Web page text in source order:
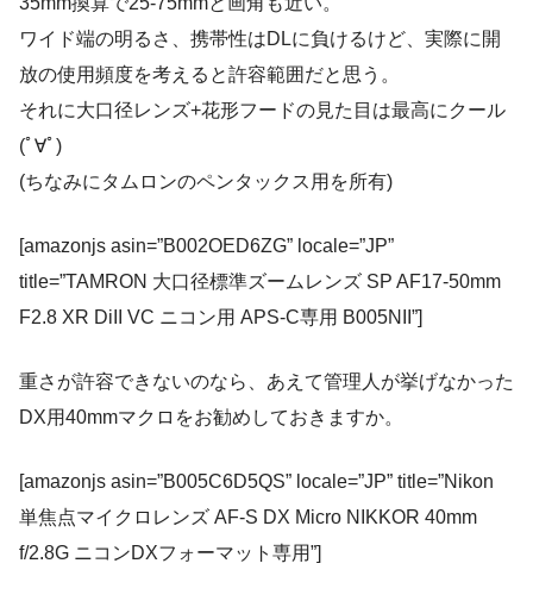
ワイド端の明るさ、携帯性はDLに負けるけど、実際に開
放の使用頻度を考えると許容範囲だと思う。
それに大口径レンズ+花形フードの見た目は最高にクール
(ﾟ∀ﾟ)
(ちなみにタムロンのペンタックス用を所有)
[amazonjs asin=”B002OED6ZG” locale=”JP”
title=”TAMRON 大口径標準ズームレンズ SP AF17-50mm
F2.8 XR DiII VC ニコン用 APS-C専用 B005NII”]
重さが許容できないのなら、あえて管理人が挙げなかった
DX用40mmマクロをお勧めしておきますか。
[amazonjs asin=”B005C6D5QS” locale=”JP” title=”Nikon
単焦点マイクロレンズ AF-S DX Micro NIKKOR 40mm
f/2.8G ニコンDXフォーマット専用”]